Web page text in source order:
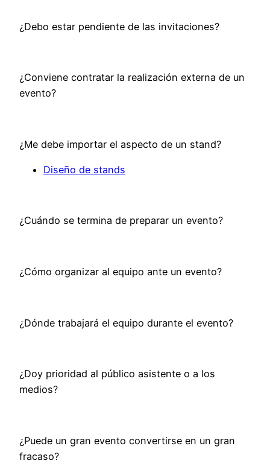
¿Debo estar pendiente de las invitaciones?
¿Conviene contratar la realización externa de un
evento?
¿Me debe importar el aspecto de un stand?
Diseño de stands
¿Cuándo se termina de preparar un evento?
¿Cómo organizar al equipo ante un evento?
¿Dónde trabajará el equipo durante el evento?
¿Doy prioridad al público asistente o a los
medios?
¿Puede un gran evento convertirse en un gran
fracaso?